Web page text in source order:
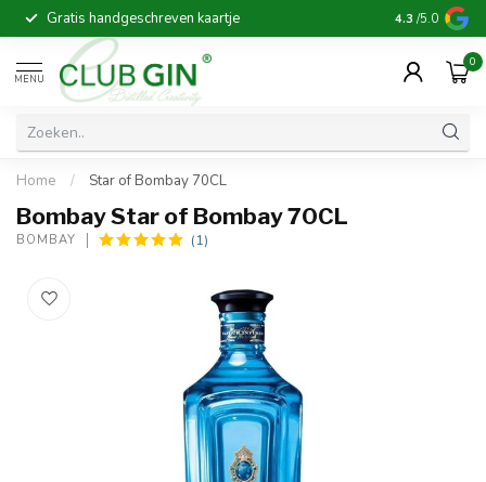
Gratis handgeschreven kaartje Voor 16:00
4.3 /5.0
MENU
0
Home / Star of Bombay 70CL
Bombay Star of Bombay 70CL
BOMBAY (1)